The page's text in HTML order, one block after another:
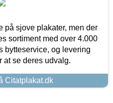
sjove plakater, men der
sortiment med over 4.000
bytteservice, og levering
at se deres udvalg.
Citatplakat.dk